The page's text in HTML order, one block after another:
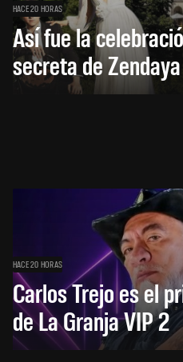
HACE 20 HORAS
Así fue la
secreta de
HACE 20 HORAS
Carlos Trejo es el
de La Granja VIP 2